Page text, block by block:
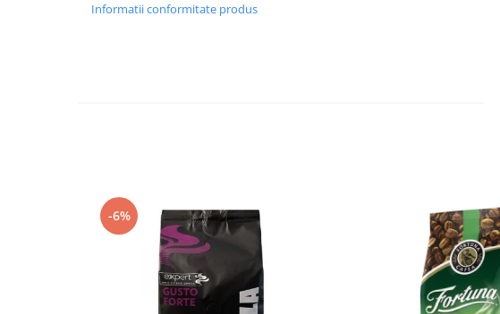
Informatii conformitate produs
-6%